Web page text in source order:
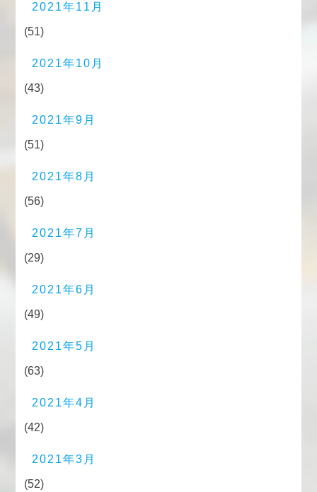
2021年11月
(51)
2021年10月
(43)
2021年9月
(51)
2021年8月
(56)
2021年7月
(29)
2021年6月
(49)
2021年5月
(63)
2021年4月
(42)
2021年3月
(52)